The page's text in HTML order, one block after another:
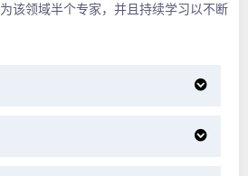
该领域半个专家，并且持续学习以不断